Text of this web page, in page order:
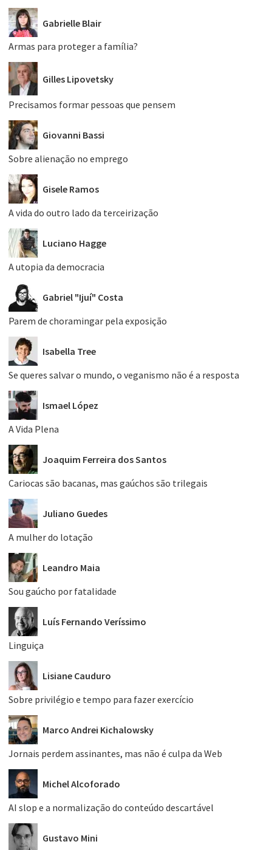
Gabrielle Blair
Armas para proteger a família?
Gilles Lipovetsky
Precisamos formar pessoas que pensem
Giovanni Bassi
Sobre alienação no emprego
Gisele Ramos
A vida do outro lado da terceirização
Luciano Hagge
A utopia da democracia
Gabriel "Ijuí" Costa
Parem de choramingar pela exposição
Isabella Tree
Se queres salvar o mundo, o veganismo não é a resposta
Ismael López
A Vida Plena
Joaquim Ferreira dos Santos
Cariocas são bacanas, mas gaúchos são trilegais
Juliano Guedes
A mulher do lotação
Leandro Maia
Sou gaúcho por fatalidade
Luís Fernando Veríssimo
Linguiça
Lisiane Cauduro
Sobre privilégio e tempo para fazer exercício
Marco Andrei Kichalowsky
Jornais perdem assinantes, mas não é culpa da Web
Michel Alcoforado
AI slop e a normalização do conteúdo descartável
Gustavo Mini